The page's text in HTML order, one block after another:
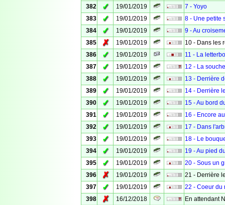
382
✓ 19/01/2019
7 - Yoyo
383
✓ 19/01/2019
8 - Une petite
384
✓ 19/01/2019
9 - Au
385
✗ 19/01/2019
10 - Dans les
386
✓ 19/01/2019
11 - La
387
✓ 19/01/2019
12 - La souche
388
✓ 19/01/2019
13 - Derrière
389
✓ 19/01/2019
14 - Derrière
390
✓ 19/01/2019
15 - Au bord
391
✓ 19/01/2019
16 - Encore
392
✓ 19/01/2019
17 - Dans
393
✓ 19/01/2019
18 - Le
394
✓ 19/01/2019
19 - Au pied
395
✓ 19/01/2019
20 - Sous un
396
✗ 19/01/2019
21 - Derrière
397
✓ 19/01/2019
22 - Coeur du
398
✗ 16/12/2018
En attendant